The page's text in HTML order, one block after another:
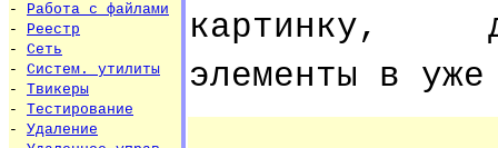
- Работа с файлами
- Реестр
- Сеть
- Систем. утилиты
- Твикеры
- Тестирование
- Удаление
картинку,
элементы в